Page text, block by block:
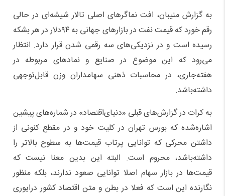
به گزارش منیبان، افت نماگر‌های اصلی تالار شیشه‌ای در حالی
رقم خورد که قیمت نفت در بازار‌های جهانی به ۹۴‌دلار در هر بشکه
رسیده است و در نزدیکی‌های سه رقمی شدن قرار دارد. انتظار
می‌رود که این موضوع در صنایع و نماد‌های مربوطه در
هفته‌جاری، در محاسبات ذهنی سهامداران وزن قابل‌توجهی
داشته‌باشد.
به کرات در گزارش‌های قبلی «دنیای‌اقتصاد» در شماره‌های پیشین
اشاره‌شده که بورس تهران در کلیت خود و در مقطع کنونی از
داشتن محرکی که توانایی پرتاب قیمت‌ها به سطوح بالاتر را
داشته‌باشد، محروم است. البته این بدین معنا نیست که
قیمت‌ها در بازار سهام اصلا توانایی صعود ندارند، بلکه منظور
نگارنده این است که فعلا در بطن و متن اقتصاد کشور درایوری